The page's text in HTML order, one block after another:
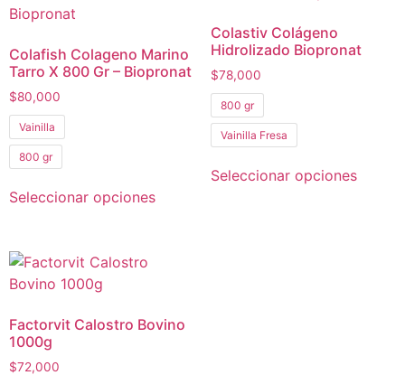
Colafish Colageno Marino
Tarro X 800 Gr – Biopronat
$80,000
Vainilla
800 gr
Seleccionar opciones
Colastiv Colágeno
Hidrolizado Biopronat
$78,000
800 gr
Vainilla Fresa
Seleccionar opciones
Factorvit Calostro Bovino
1000g
$72,000